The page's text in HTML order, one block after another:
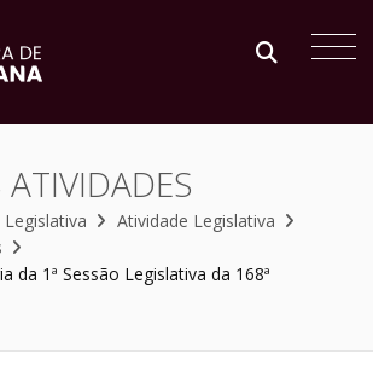
Atividade Legislativa
da 1ª Sessão Legislativa da 168ª